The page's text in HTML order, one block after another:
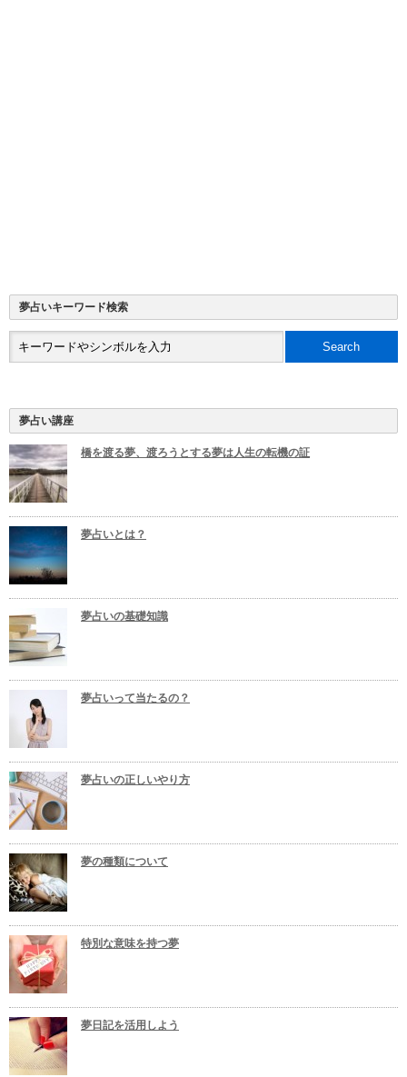
夢占いキーワード検索
夢占い講座
橋を渡る夢、渡ろうとする夢は人生の転機の証
夢占いとは？
夢占いの基礎知識
夢占いって当たるの？
夢占いの正しいやり方
夢の種類について
特別な意味を持つ夢
夢日記を活用しよう